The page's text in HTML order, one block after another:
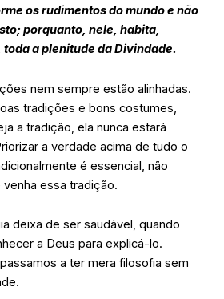
os rudimentos do mundo e não
porquanto, nele, habita,
a plenitude da Divindade.
nem sempre estão alinhadas.
tradições e bons costumes,
a tradição, ela nunca estará
a verdade acima de tudo o
é essencial, não
essa tradição.
deixa de ser saudável, quando
a Deus para explicá-lo.
a ter mera filosofia sem